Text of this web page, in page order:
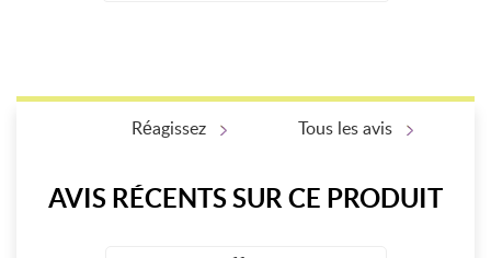
AVIS RÉCENTS SUR CE PRODUIT
Réagissez Tous les avis